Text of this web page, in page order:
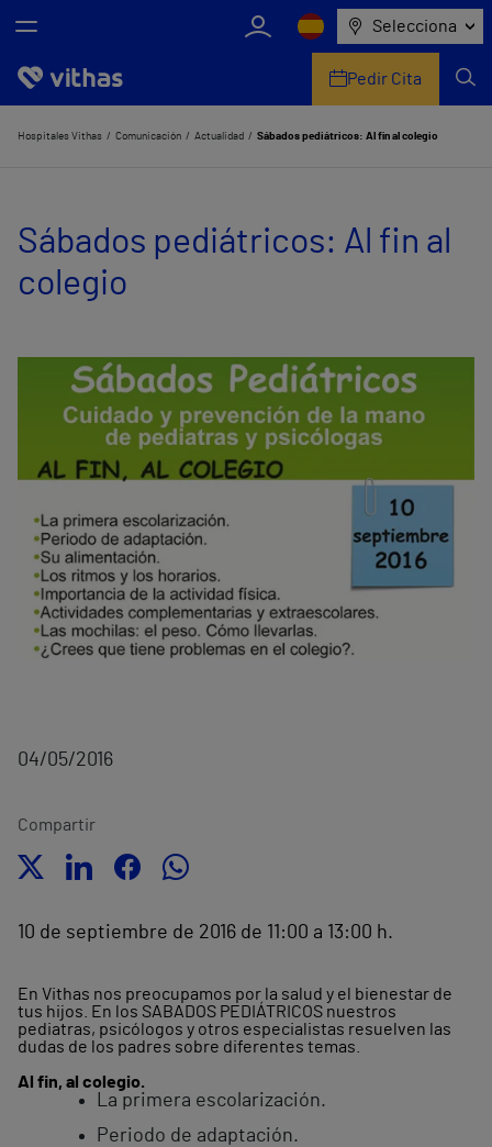
Selecciona
Nosotros
Servicios de salud
Equipo médico y asistencial
Comunicación
Pedir Cita
Hospitales Vithas Comunicación Actualidad Sábados pediátricos: Al fin al colegio
Sábados pediátricos: Al fin al
colegio
04/05/2016
Compartir
10 de septiembre de 2016 de 11:00 a 13:00 h.
En Vithas nos preocupamos por la salud y el bienestar de
tus hijos. En los SABADOS PEDIÁTRICOS nuestros
pediatras, psicólogos y otros especialistas resuelven las
dudas de los padres sobre diferentes temas.
Al fin, al colegio.
La primera escolarización.
Periodo de adaptación.